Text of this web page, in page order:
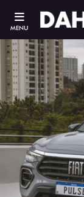
MENU